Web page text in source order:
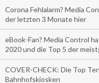
Corona Fehlalarm? Media
der letzten 3 Monate hier
eBook-Fan? Media Control
2020 und die Top 5 der
COVER-CHECK: Die Top
Bahnhofskiosken